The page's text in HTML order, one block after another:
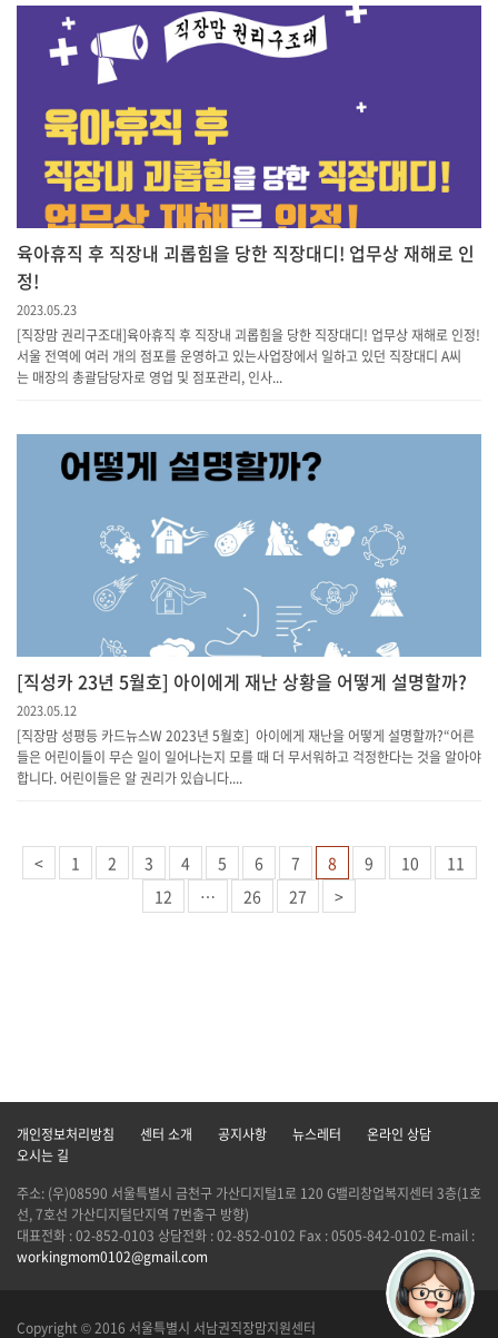
육아휴직 후 직장내 괴롭힘을 당한 직장대디! 업무상 재해로 인
정!
2023.05.23
[직장맘 권리구조대]육아휴직 후 직장내 괴롭힘을 당한 직장대디! 업무상 재해로 인정!
서울 전역에 여러 개의 점포를 운영하고 있는사업장에서 일하고 있던 직장대디 A씨
는 매장의 총괄담당자로 영업 및 점포관리, 인사...
[직성카 23년 5월호] 아이에게 재난 상황을 어떻게 설명할까?
2023.05.12
[직장맘 성평등 카드뉴스W 2023년 5월호] 아이에게 재난을 어떻게 설명할까?“어른
들은 어린이들이 무슨 일이 일어나는지 모를 때 더 무서워하고 걱정한다는 것을 알아야
합니다. 어린이들은 알 권리가 있습니다....
< 1 2 3 4 5 6 7 8 9 10
11
12
… 26 27 >
개인정보처리방침 센터 소개 공지사항 뉴스레터
온라인 상담
오시는 길
주소: (우)08590 서울특별시 금천구 가산디지털1로 120 G밸리창업복지센터 3층(1호
선, 7호선 가산디지털단지역 7번출구 방향)
대표전화 : 02-852-0103 상담전화 : 02-852-0102 Fax : 0505-842-0102 E-mail :
workingmom0102@gmail.com
Copyright © 2016 서울특별시 서남권직장맘지원센터